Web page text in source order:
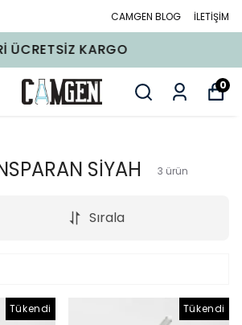
CAMGEN BLOG İLETİŞİM
2000 TL ÜZERI ÜCRETSIZ
0
SİYAH 3 ürün
Sırala
Tükendi Tükendi